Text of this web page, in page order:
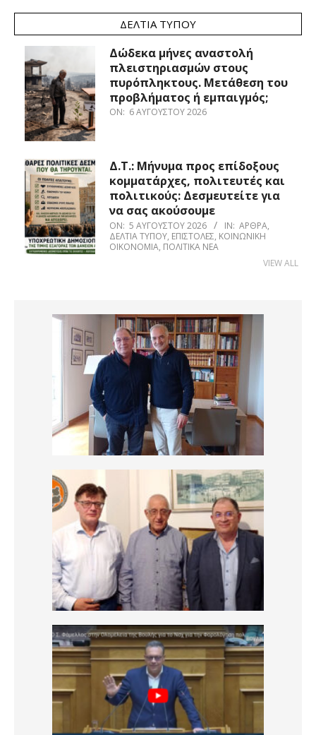
ΔΕΛΤΊΑ ΤΎΠΟΥ
Δώδεκα μήνες αναστολή
πλειστηριασμών στους
πυρόπληκτους. Μετάθεση του
προβλήματος ή εμπαιγμός;
ON: 6 ΑΥΓΟΎΣΤΟΥ 2026
Δ.Τ.: Μήνυμα προς επίδοξους
κομματάρχες, πολιτευτές και
πολιτικούς: Δεσμευτείτε για
να σας ακούσουμε
ON: 5 ΑΥΓΟΎΣΤΟΥ 2026 IN: ΆΡΘΡΑ,
ΔΕΛΤΊΑ ΤΎΠΟΥ, ΕΠΙΣΤΟΛΈΣ, ΚΟΙΝΩΝΙΚΉ
ΟΙΚΟΝΟΜΊΑ, ΠΟΛΙΤΙΚΆ ΝΈΑ
VIEW ALL